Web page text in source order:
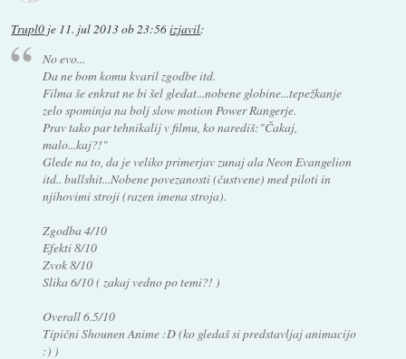
Trupl0 je 11. jul 2013 ob 23:56izjavil:
No evo...
Da ne bom komu kvaril zgodbe itd.
Filma še enkrat ne bi šel gledat...nobene globine...tepežkanje
zelo spominja na bolj slow motion Power Rangerje.
Prav tako par tehnikalij v filmu, ko narediš:"Čakaj,
malo...kaj?!"
Glede na to, da je veliko primerjav zunaj ala Neon Evangelion
itd.. bullshit...Nobene povezanosti (čustvene) med piloti in
njihovimi stroji (razen imena stroja).
Zgodba 4/10
Efekti 8/10
Zvok 8/10
Slika 6/10 ( zakaj vedno po temi?! )
Overall 6.5/10
Tipični Shounen Anime :D (ko gledaš si predstavljaj animacijo
:) )